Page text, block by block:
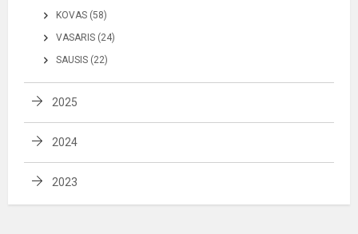
KOVAS (58)
VASARIS (24)
SAUSIS (22)
2025
2024
2023